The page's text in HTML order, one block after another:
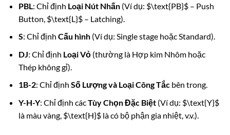
PBL : Chỉ định Loại Nút Nhấn(Ví dụ: $\text{PB}$ – Push
Button, $\text{L}$ – Latching).
S: Chỉ định Cấu hình(Ví dụ: Single stage hoặc Standard).
DJ: Chỉ định Loại Vỏ(thường là Hợp kim Nhôm hoặc
Thép không gỉ).
1B-2: Chỉ định Số Lượng và Loại Công Tắcbên trong.
Y-H-Y: Chỉ định cácTùy Chọn Đặc Biệt(Ví dụ: $\text{Y}$
là màu vàng, $\text{H}$ là có bộ phận gia nhiệt, v.v.).